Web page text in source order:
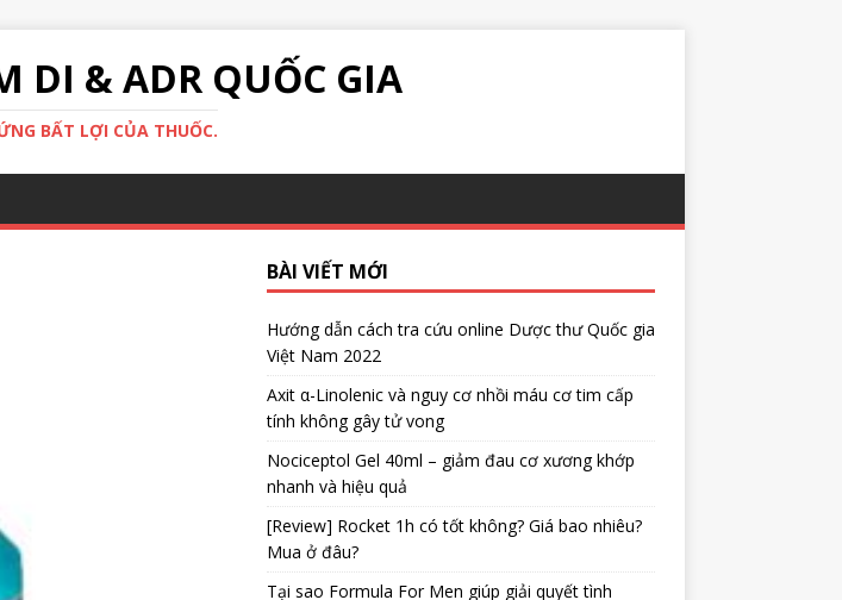
DI & ADR QUỐC GIA
BẤT LỢI CỦA THUỐC.
BÀI VIẾT MỚI
Hướng dẫn cách tra cứu online Dược thư Quốc gia
Việt Nam 2022
Axit α-Linolenic và nguy cơ nhồi máu cơ tim cấp
tính không gây tử vong
Nociceptol Gel 40ml – giảm đau cơ xương khớp
nhanh và hiệu quả
[Review] Rocket 1h có tốt không? Giá bao nhiêu?
Mua ở đâu?
Tại sao Formula For Men giúp giải quyết tình